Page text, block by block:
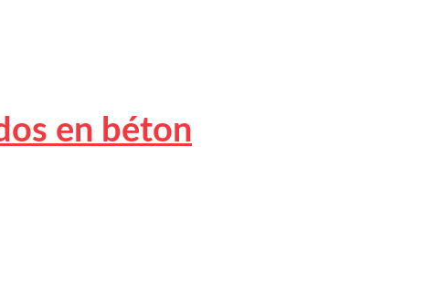
en béton